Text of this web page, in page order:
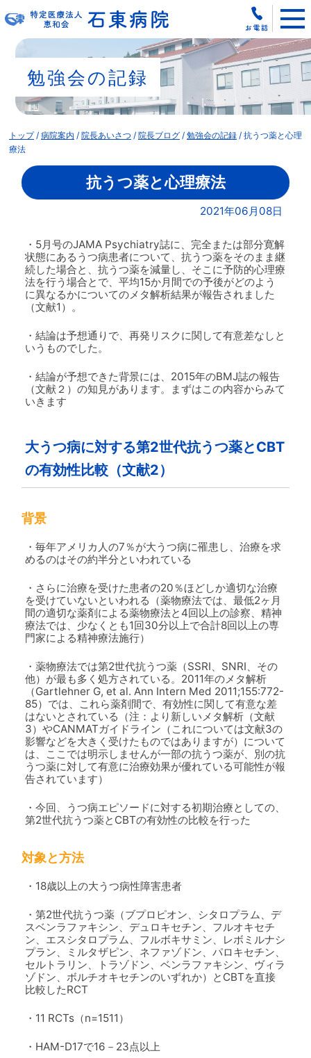
勉強会の記録
現
在
置：
トップ/ 病院案内 / 院長あいさつ / 院長ブログ / 勉強会の記録 / 抗うつ薬と心理
療法
抗うつ薬と心理療法
2021年06月08日
・5月号のJAMA Psychiatry誌に、完全または部分寛解
状態にあるうつ病患者について、抗うつ薬をそのまま継
続した場合と、抗うつ薬を減量し、そこに予防的心理療
法を行う場合とで、平均15か月間での予後がどのよう
に異なるかについてのメタ解析結果が報告されました
（文献1）。
・結論は予想通りで、再発リスクに関して有意差なしと
いうものでした。
・結論が予想できた背景には、2015年のBMJ誌の報告
（文献２）の知見があります。まずはこの内容からみて
いきます
大うつ病に対する第2世代抗うつ薬とCBT
の有効性比較（文献2）
背景
・毎年アメリカ人の7％が大うつ病に罹患し、治療を求
めるのはその約半分といわれている
・さらに治療を受けた患者の20％ほどしか適切な治療
を受けていないといわれる（薬物療法では、最低2ヶ月
間の適切な薬剤による薬物療法と4回以上の診察、精神
療法では、少なくとも1回30分以上で合計8回以上の専
門家による精神療法施行）
・薬物療法では第2世代抗うつ薬（SSRI、SNRI、その
他）が最も多く処方されている。2011年のメタ解析
（Gartlehner G, et al. Ann Intern Med 2011;155:772-
85）では、これら薬剤間で、有効性に関して有意な差
はないとされている（注：より新しいメタ解析（文献
3）やCANMATガイドライン（これについては文献3の
影響などを大きく受けたものではありますが）について
は、ここでは明示しませんが一部の抗うつ薬が、別の抗
うつ薬に対して有意に治療効果が優れている可能性が報
告されています）
・今回、うつ病エピソードに対する初期治療としての、
第2世代抗うつ薬とCBTの有効性の比較を行った
対象と方法
・18歳以上の大うつ病性障害患者
・第2世代抗うつ薬（ブプロピオン、シタロプラム、デ
スベンラファキシン、デュロキセチン、フルオキセチ
ン、エスシタロプラム、フルボキサミン、レボミルナシ
プラン、ミルタザピン、ネファゾドン、パロキセチン、
セルトラリン、トラゾドン、ベンラファキシン、ヴィラ
ゾドン、ボルチオキセチンのいずれか）とCBTを直接
比較したRCT
・11 RCTs（n=1511）
・HAM-D17で16－23点以上